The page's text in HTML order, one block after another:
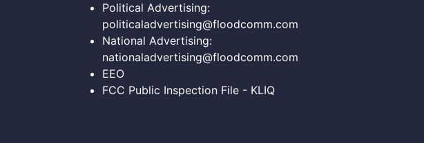
Political Advertising:
politicaladvertising@floodcomm.com
National Advertising:
nationaladvertising@floodcomm.com
EEO
FCC Public Inspection File - KLIQ